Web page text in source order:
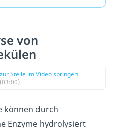
von
zur Stelle im Video springen
(03:00)
können durch
Enzyme hydrolysiert